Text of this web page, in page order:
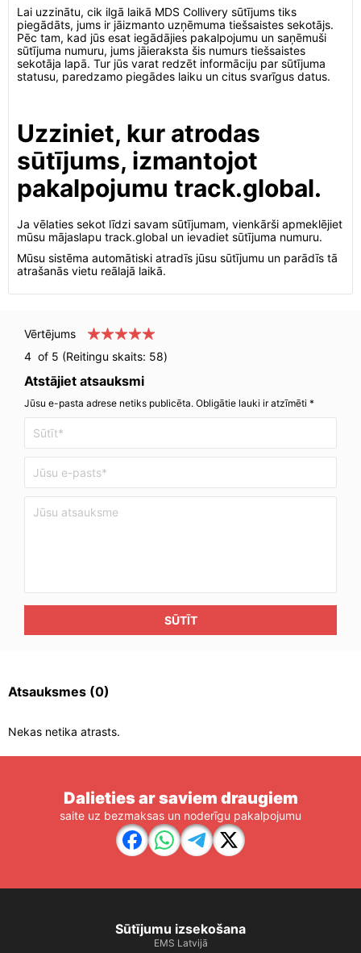
Lai uzzinātu, cik ilgā laikā MDS Collivery sūtījums tiks
piegādāts, jums ir jāizmanto uzņēmuma tiešsaistes sekotājs.
Pēc tam, kad jūs esat iegādājies pakalpojumu un saņēmuši
sūtījuma numuru, jums jāieraksta šis numurs tiešsaistes
sekotāja lapā. Tur jūs varat redzēt informāciju par sūtījuma
statusu, paredzamo piegādes laiku un citus svarīgus datus.
Uzziniet, kur atrodas
sūtījums, izmantojot
pakalpojumu track.global.
Ja vēlaties sekot līdzi savam sūtījumam, vienkārši apmeklējiet
mūsu mājaslapu track.global un ievadiet sūtījuma numuru.
Mūsu sistēma automātiski atradīs jūsu sūtījumu un parādīs tā
atrašanās vietu reālajā laikā.
Vērtējums
4 of 5 (Reitingu skaits: 58)
Atstājiet atsauksmi
Jūsu e-pasta adrese netiks publicēta. Obligātie lauki ir atzīmēti *
SŪTĪT
Atsauksmes (0)
Nekas netika atrasts.
Dalieties ar saviem draugiem
saite uz bezmaksas un noderīgu pakalpojumu
Sūtījumu izsekošana
EMS Latvijā